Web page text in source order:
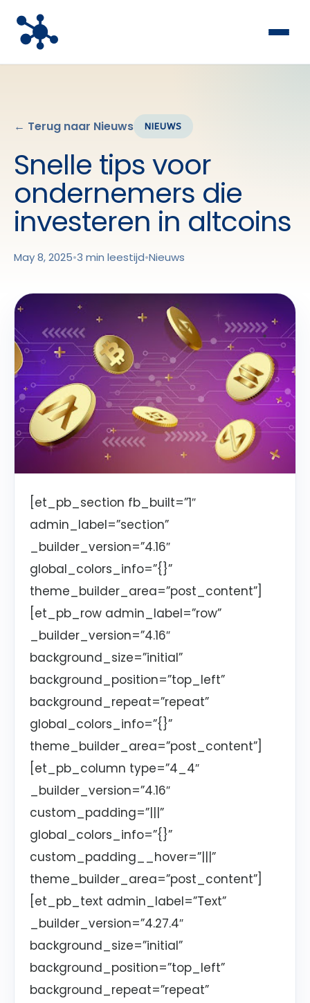
← Terug naar Nieuws NIEUWS
Snelle tips voor
ondernemers die
investeren in altcoins
May 8, 2025•3 min leestijd•Nieuws
[et_pb_section fb_built=”1″
admin_label=”section”
_builder_version=”4.16″
global_colors_info=”{}”
theme_builder_area=”post_content”]
[et_pb_row admin_label=”row”
_builder_version=”4.16″
background_size=”initial”
background_position=”top_left”
background_repeat=”repeat”
global_colors_info=”{}”
theme_builder_area=”post_content”]
[et_pb_column type=”4_4″
_builder_version=”4.16″
custom_padding=”|||”
global_colors_info=”{}”
custom_padding__hover=”|||”
theme_builder_area=”post_content”]
[et_pb_text admin_label=”Text”
_builder_version=”4.27.4″
background_size=”initial”
background_position=”top_left”
background_repeat=”repeat”